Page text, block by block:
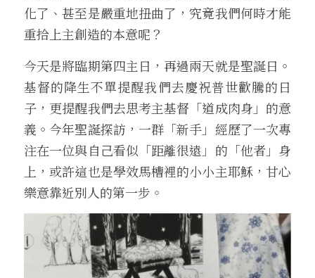
化了、甚至是嚴重地扭曲了，究竟我們何時才能
重拾上主創造的本意呢？
今天是將臨期第四主日，再過兩天就是聖誕日。
基督的降生不單提醒我們去慶祝普世歡騰的日
子，更提醒我們去思考主基督「道成肉身」的意
義。今年聖誕探訪，一群「新手」經歷了一次專
注在一位與自己看似「距離很遠」的「他者」身
上，或許這也是學效馬槽裡的小小主耶穌，甘心
樂意靠近別人的第一步。